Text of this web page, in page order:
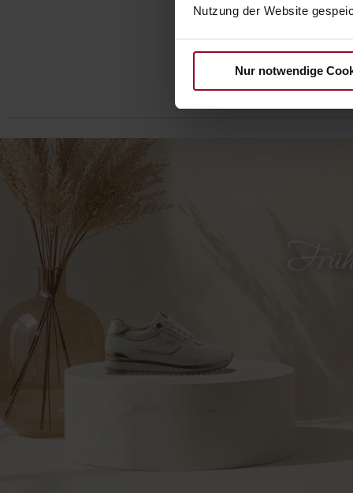
Nutzung der Website
Nur notwendige
CORDOBA
ZUR